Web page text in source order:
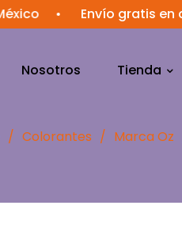
• Envío gratis en
Nosotros Tienda
/ Colorantes / Marca Oz